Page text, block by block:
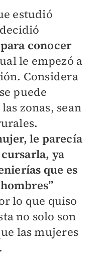
estudió
conocer
le empezó a
Considera
puede
zonas, sean
le parecía
ya
que es
lo que quiso
no solo son
las mujeres